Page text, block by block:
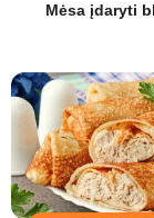
Mėsa įdaryti